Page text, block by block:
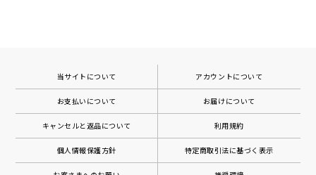
当サイトについて アカウントについて
お支払いについて お届けについて
キャンセルと返品について 利用規約
個人情報保護方針 特定商取引法に基づく表示